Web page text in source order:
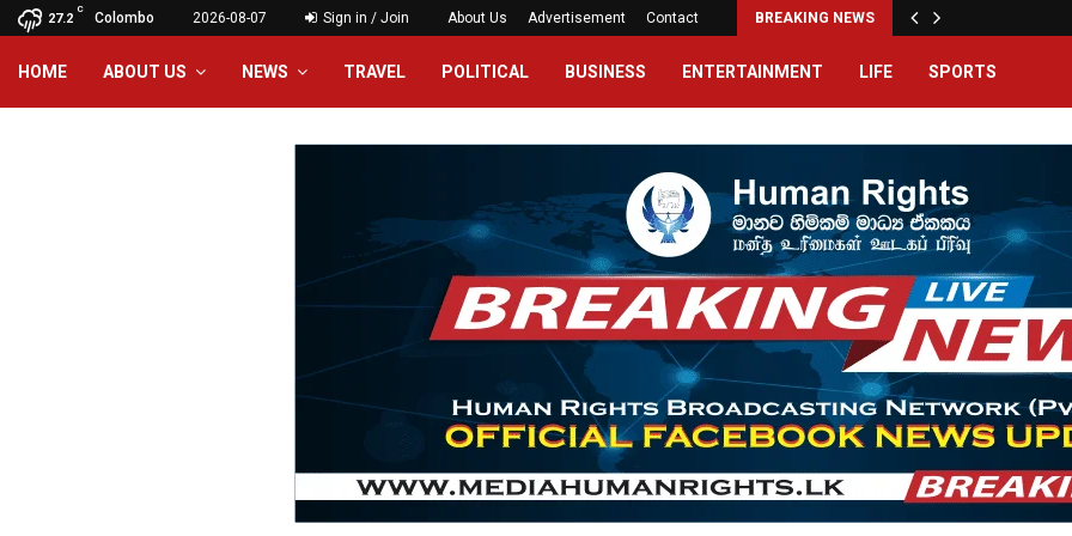
27.2
C
Colombo 2026-08-07 Sign in / Join About Us Advertisement Contact BREAKING NEWS
HOME ABOUT US NEWS TRAVEL POLITICAL BUSINESS ENTERTAINMENT LIFE SPORTS